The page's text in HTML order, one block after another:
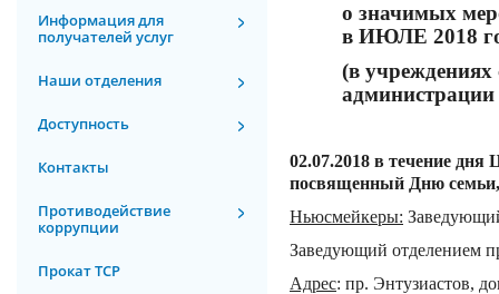
Информация для
получателей услуг
Наши отделения
Доступность
Контакты
Противодействие
коррупции
Прокат ТСР
о значимых
вИЮЛЕ2018
(в
02.07.2018 в течение
посвященный Дню
Ньюсмейкеры:
Заведующий отделением
Адрес: пр. Энтузиастов, д